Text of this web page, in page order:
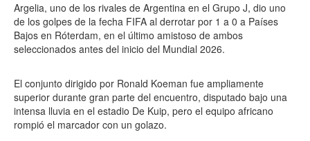
Argelia, uno de los rivales de Argentina en el Grupo J, dio uno
de los golpes de la fecha FIFA al derrotar por 1 a 0 a Países
Bajos en Róterdam, en el último amistoso de ambos
seleccionados antes del inicio del Mundial 2026.
El conjunto dirigido por Ronald Koeman fue ampliamente
superior durante gran parte del encuentro, disputado bajo una
intensa lluvia en el estadio De Kuip, pero el equipo africano
rompió el marcador con un golazo.